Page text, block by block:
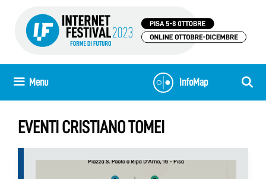
contenuto
InfoMap
Menu
EVENTI CRISTIANO TOMEI